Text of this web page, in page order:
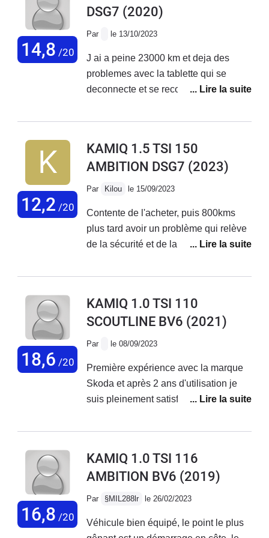
14,8 /20
DSG7 (2020)
Par le 13/10/2023
J ai a peine 23000 km et deja des
problemes avec la tablette qui se
deconnecte et se reconnecte de facon
camera de recul,de la radio,du gps .et
avec l ecran qui s allume et s
eteint...Reponse de skoda il faut
12,2 /20
KAMIQ 1.5 TSI 150
AMBITION DSG7 (2023)
Par Kilou le 15/09/2023
Contente de l'acheter, puis 800kms
plus tard avoir un problème qui relève
de la sécurité et de la responsabilité
courant... J'ai un goût d'amertume et je
piéton.
18,6 /20
KAMIQ 1.0 TSI 110
SCOUTLINE BV6 (2021)
Par le 08/09/2023
Première expérience avec la marque
Skoda et après 2 ans d'utilisation je
suis pleinement satisfait de mon
véhicules à ce prix là n'est pas de
envier à Volkswagen ou autre Audi
bien plus chère et finition inférieur.je
16,8 /20
KAMIQ 1.0 TSI 116
AMBITION BV6 (2019)
Par §MIL288lr le 26/02/2023
Véhicule bien équipé, le point le plus